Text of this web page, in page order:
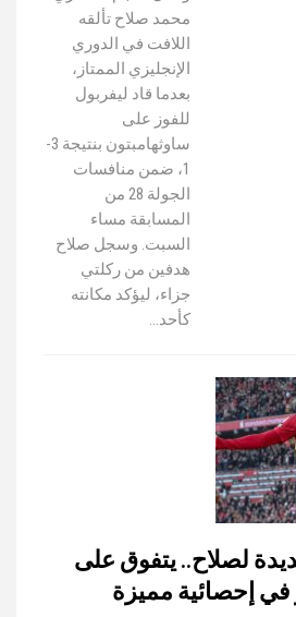
محمد صلاح تألقه
اللافت في الدوري
الإنجليزي الممتاز،
بعدما قاد ليفربول
للفوز على
ساوثهامبتون بنتيجة 3-
1، ضمن منافسات
الجولة 28 من
المسابقة مساء
السبت. وسجل صلاح
هدفين من ركلتي
جزاء، ليؤكد مكانته
كأحد…
لصلاح.. يتفوق على
إحصائية مميزة